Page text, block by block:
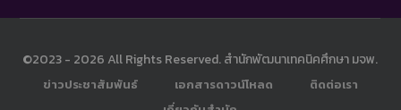
©2023 - 2026 All Rights Reserved. สำนักพัฒนาเทคนิคศึกษา มจพ.
ข่าวประชาสัมพันธ์ เอกสารดาวน์โหลด
ติดต่อเรา